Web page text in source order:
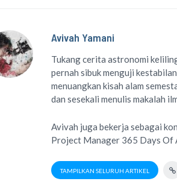
Avivah Yamani
Tukang cerita astronomi
pernah sibuk menguji
menuangkan kisah alam
dan sesekali menulismakalah
Avivah juga bekerja sebagai
Project Manager 365 Days Of
TAMPILKAN SELURUH ARTIKEL